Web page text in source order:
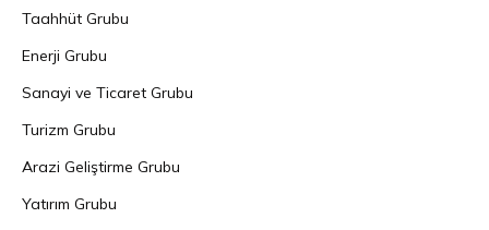
Taahhüt Grubu
Enerji Grubu
Sanayi ve Ticaret Grubu
Turizm Grubu
Arazi Geliştirme Grubu
Yatırım Grubu